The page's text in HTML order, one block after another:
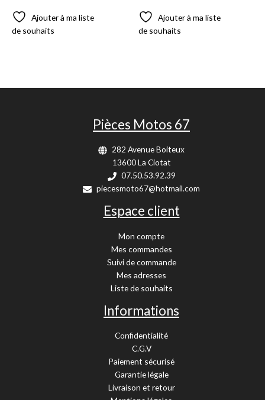
Ajouter à ma liste
de souhaits
Ajouter à ma liste
de souhaits
Pièces Motos 67
282 Avenue Boiteux
13600 La Ciotat
07.50.53.92.39
piecesmoto67@hotmail.com
Espace client
Mon compte
Mes commandes
Suivi de commande
Mes adresses
Liste de souhaits
Informations
Confidentialité
C.G.V
Paiement sécurisé
Garantie légale
Livraison et retour